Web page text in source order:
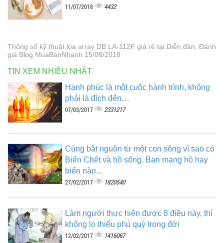
11/07/2018 4432
Thông số kỹ thuật loa array DB LA-112F giá rẻ tại Diễn đàn, Đánh
giá Blog MuaBanNhanh 15/08/2018
TIN XEM NHIỀU NHẤT
Hạnh phúc là một cuộc hành trình, không
phải là đích đến…
07/03/2017 2331217
Cùng bắt nguồn từ một con sông vì sao có
Biển Chết và hồ sống. Bạn mang hồ hay
biển nào...
27/02/2017 1820540
Làm người thực hiện được 8 điều này, thì
không lo thiếu phú quý trong đời
12/02/2017 1416067